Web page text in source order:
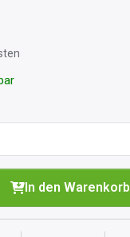
In den Warenkorb